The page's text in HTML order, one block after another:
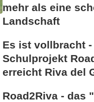
mehr als eine
Landschaft
Es ist vollbracht -
Schulprojekt
erreicht Riva del
Road2Riva - das